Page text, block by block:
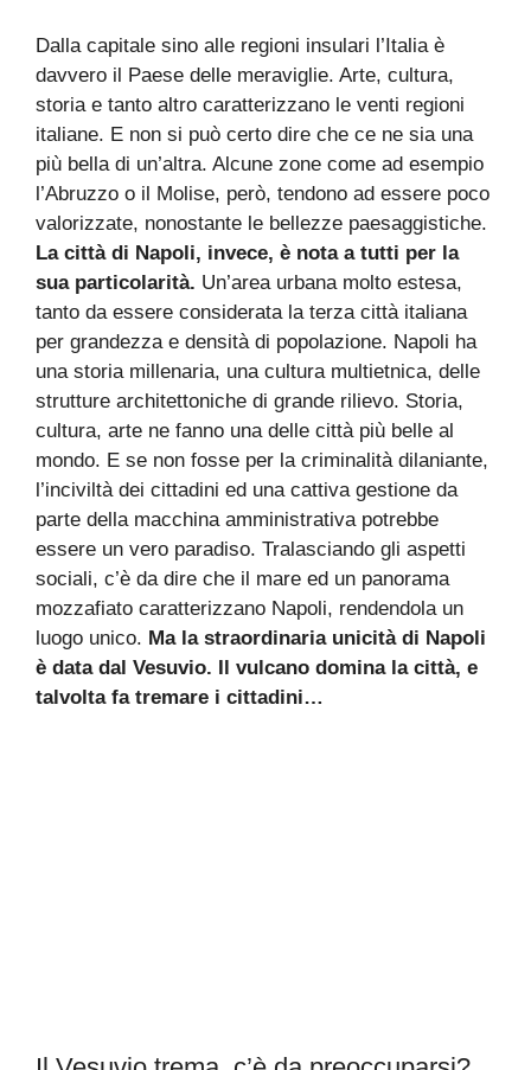
Dalla capitale sino alle regioni insulari l’Italia è
davvero il Paese delle meraviglie. Arte, cultura,
storia e tanto altro caratterizzano le venti regioni
italiane. E non si può certo dire che ce ne sia una
più bella di un’altra. Alcune zone come ad esempio
l’Abruzzo o il Molise, però, tendono ad essere poco
valorizzate, nonostante le bellezze paesaggistiche.
La città di Napoli, invece, è nota a tutti per la
sua particolarità. Un’area urbana molto estesa,
tanto da essere considerata la terza città italiana
per grandezza e densità di popolazione. Napoli ha
una storia millenaria, una cultura multietnica, delle
strutture architettoniche di grande rilievo. Storia,
cultura, arte ne fanno una delle città più belle al
mondo. E se non fosse per la criminalità dilaniante,
l’inciviltà dei cittadini ed una cattiva gestione da
parte della macchina amministrativa potrebbe
essere un vero paradiso. Tralasciando gli aspetti
sociali, c’è da dire che il mare ed un panorama
mozzafiato caratterizzano Napoli, rendendola un
luogo unico. Ma la straordinaria unicità di Napoli
è data dal Vesuvio. Il vulcano domina la città, e
talvolta fa tremare i cittadini…